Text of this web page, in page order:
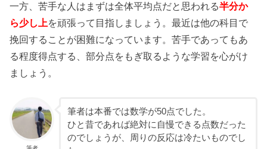
一方、苦手な人はまずは全体平均点だと思われる半分か
ら少し上を頑張って目指しましょう。最近は他の科目で
挽回することが困難になっています。苦手であってもあ
る程度得点する、部分点をもぎ取るような学習を心がけ
ましょう。
筆者は本番では数学が50点でした。
ひと昔であれば絶対に自慢できる点数だった
のでしょうが、周りの反応は冷たいものでし